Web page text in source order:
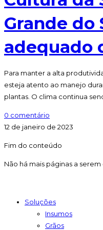
Grande do
adequado
Para manter a alta
esteja atento ao manejo
plantas. O clima continua
0 comentário
12 de janeiro de 2023
Fim do conteúdo
Não há mais páginas a
Soluções
Insumos
Grãos